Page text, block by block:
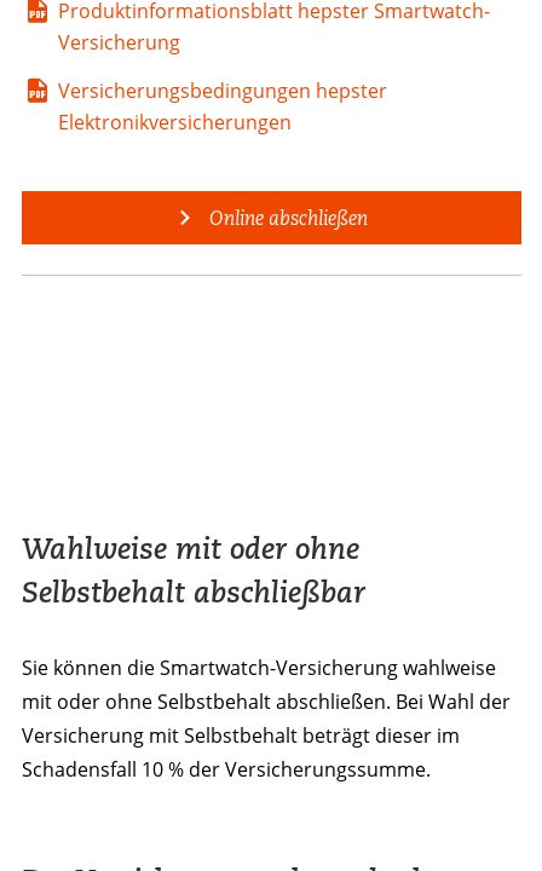
Produktinformationsblatt hepster Smartwatch-
Versicherung
Versicherungsbedingungen hepster
Elektronikversicherungen
Online abschließen
Wahlweise mit oder ohne
Selbstbehalt abschließbar
Sie können die Smartwatch-Versicherung wahlweise
mit oder ohne Selbstbehalt abschließen. Bei Wahl der
Versicherung mit Selbstbehalt beträgt dieser im
Schadensfall 10 % der Versicherungssumme.